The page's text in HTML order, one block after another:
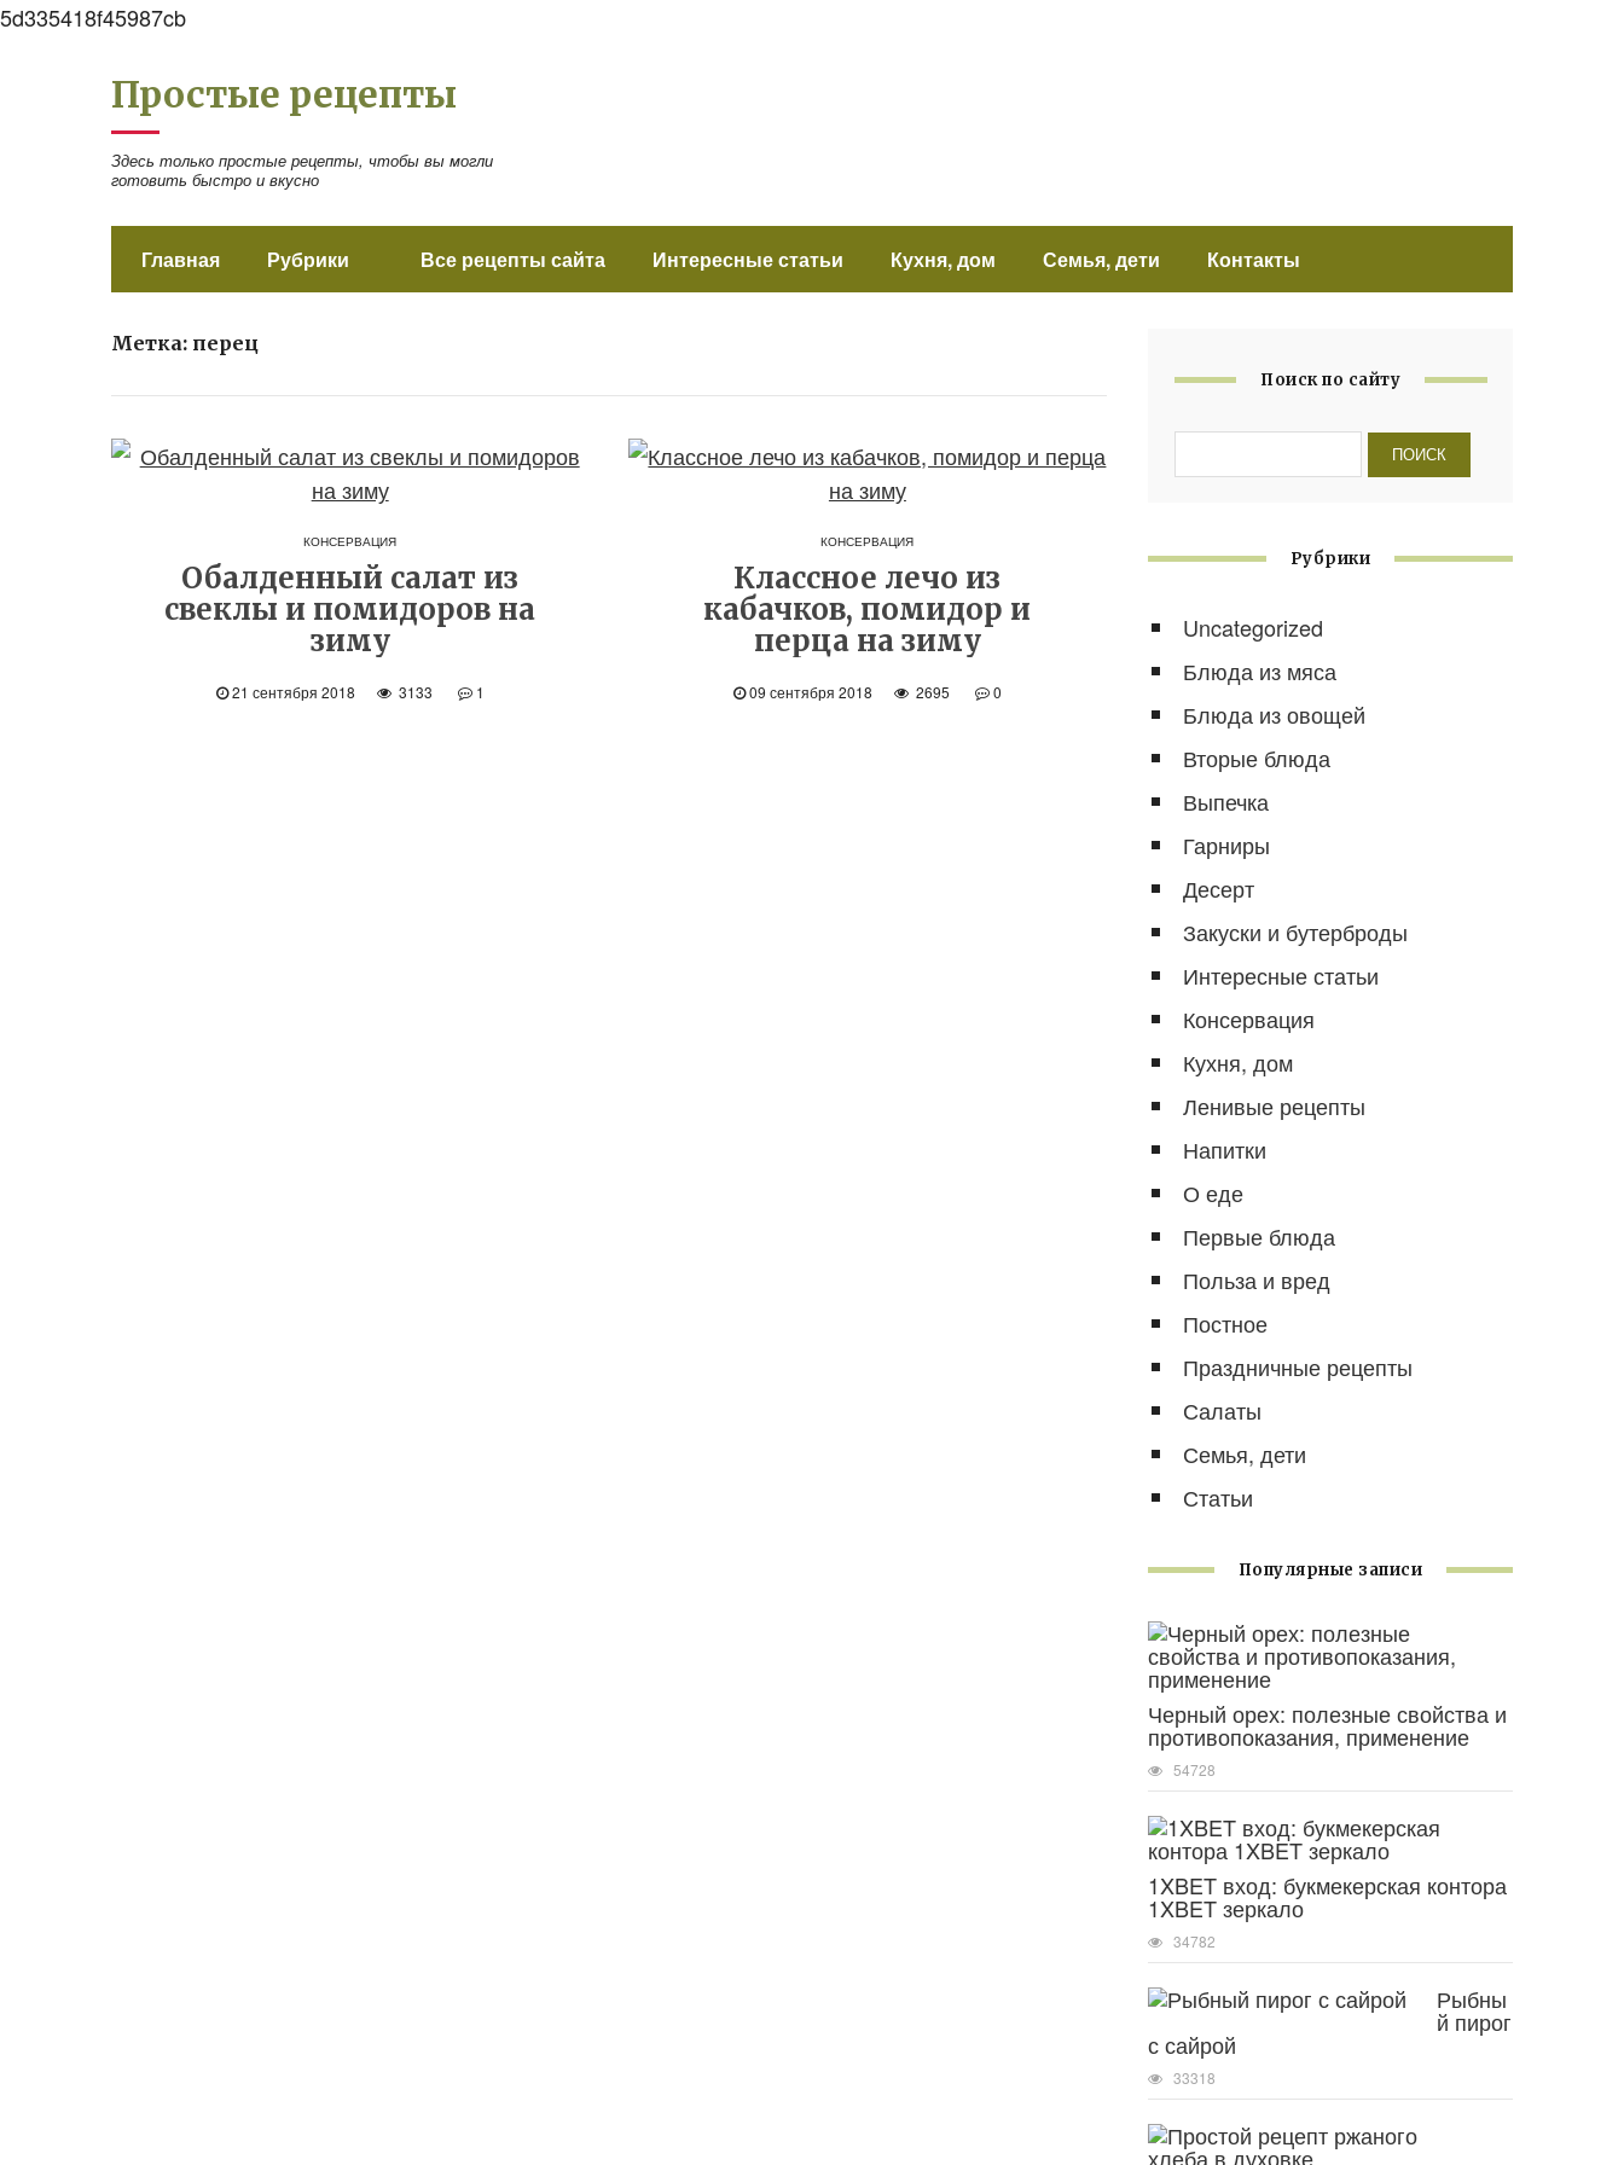
5d335418f45987cb
Простые рецепты
Здесь только простые рецепты, чтобы вы могли
готовить быстро и вкусно
Главная Рубрики Все рецепты сайта Интересные статьи Кухня, дом Семья, дети Контакты
Метка: перец
КОНСЕРВАЦИЯ
Обалденный салат из
свеклы и помидоров на
зиму
21 сентября 2018 3133 1
КОНСЕРВАЦИЯ
Классное лечо из
кабачков, помидор и
перца на зиму
09 сентября 2018 2695 0
Поиск по сайту
Рубрики
Uncategorized
Блюда из мяса
Блюда из овощей
Вторые блюда
Выпечка
Гарниры
Десерт
Закуски и бутерброды
Интересные статьи
Консервация
Кухня, дом
Ленивые рецепты
Напитки
О еде
Первые блюда
Польза и вред
Постное
Праздничные рецепты
Салаты
Семья, дети
Статьи
Популярные записи
Черный орех: полезные свойства и
противопоказания, применение
54728
1XBET вход: букмекерская контора
1XBET зеркало
34782
Рыбны
й пирог
с сайрой
33318